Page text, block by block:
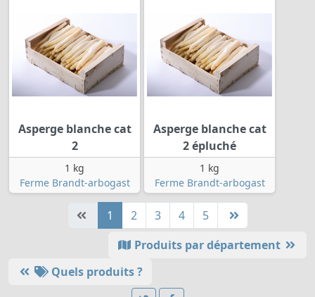
Asperge blanche cat
2
1 kg
Ferme Brandt-arbogast
Asperge blanche cat
2 épluché
1 kg
Ferme Brandt-arbogast
1 2 3 4
5
Produits par département
Quels produits ?